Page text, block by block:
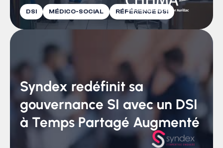
DSI MÉDICO-SOCIAL RÉFÉRENCE DSI
Syndex redéfinit sa
gouvernance SI avec un DSI
à Temps Partagé Augmenté